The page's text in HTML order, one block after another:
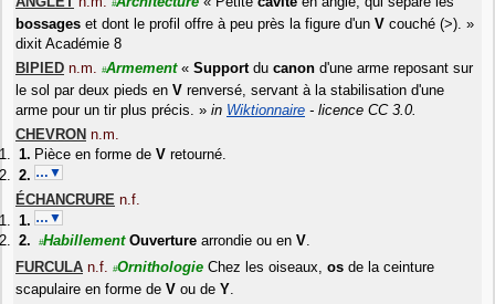
#
bossages et dont le profil offre à peu près la figure d'un V couché (>). »
dixit Académie 8
BIPIED n.m. #Armement « Supportdu canon d'une arme reposant sur
le sol par deux pieds en V renversé, servant à la stabilisation d'une
arme pour un tir plus précis. » in Wiktionnaire - licence CC 3.0.
CHEVRON n.m.
Pièce en forme de V retourné.
…▼
ÉCHANCRURE n.f.
…▼
#Habillement Ouverture arrondie ou en V.
FURCULA n.f. #Ornithologie Chez les oiseaux, os de la ceinture
scapulaire en forme de V ou de Y.